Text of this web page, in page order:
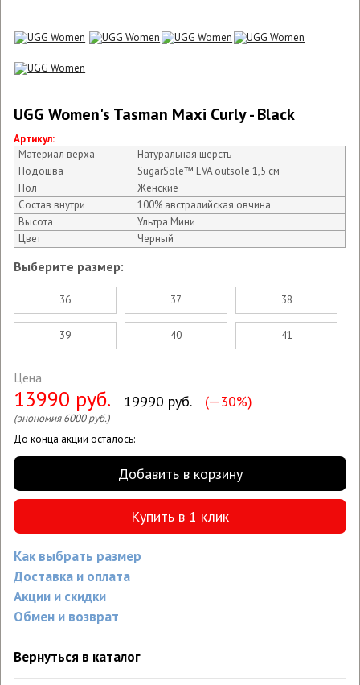
UGG Women's Tasman Maxi Curly - Black
Артикул:
Материал верха
Натуральная шерсть
Подошва
SugarSole™ EVA outsole 1,5 см
Пол
Женские
Состав внутри
100% австралийская овчина
Высота
Ультра Мини
Цвет
Черный
Выберите размер:
36 37 38
39 40 41
Цена
13990 руб. 19990 руб. (—30%)
(энономия 6000 руб.)
До конца акции осталось:
Добавить в корзину
Купить в 1 клик
Как выбрать размер
Доставка и оплата
Акции и скидки
Обмен и возврат
Вернуться в каталог